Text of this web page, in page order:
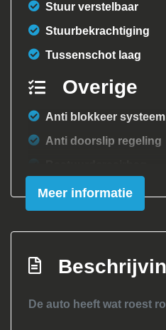
Stuur verstelbaar
Stuurbekrachtiging
Tussenschot laag
Overige
Anti blokkeer systeem
Anti doorslip regeling
Meer informatie
De auto heeft wat roest